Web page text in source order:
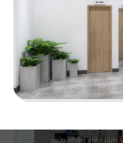
VĂN
cách hiện đại, kết
giúp nhân viên làm